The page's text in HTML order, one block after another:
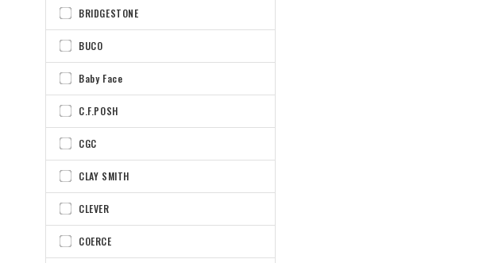
BRIDGESTONE
BUCO
Baby Face
C.F.POSH
CGC
CLAY SMITH
CLEVER
COERCE